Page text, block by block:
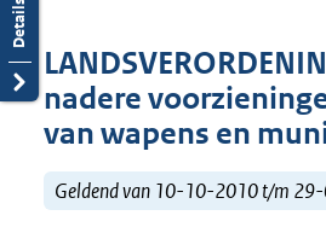
nadere
van wapens en
Geldend van 10-10-2010 t/m